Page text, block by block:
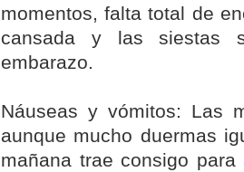
momentos, falta total de
cansada y las siestas
embarazo.
Náuseas y vómitos: Las
aunque mucho duermas
mañana trae consigo